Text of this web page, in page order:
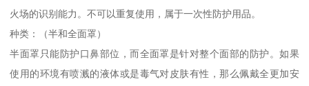
火场的识别能力。不可以重复使用，属于一次性防护用品。
种类：（半和全面罩）
半面罩只能防护口鼻部位，而全面罩是针对整个面部的防护。如果
使用的环境有喷溅的液体或是毒气对皮肤有性，那么佩戴全更加安